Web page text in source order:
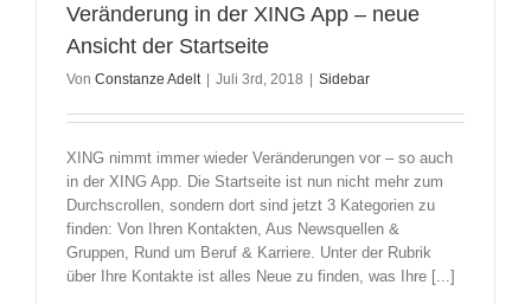
Veränderung in der XING App – neue
Ansicht der Startseite
Von Constanze Adelt | Juli 3rd, 2018 | Sidebar
XING nimmt immer wieder Veränderungen vor – so auch
in der XING App. Die Startseite ist nun nicht mehr zum
Durchscrollen, sondern dort sind jetzt 3 Kategorien zu
finden: Von Ihren Kontakten, Aus Newsquellen &
Gruppen, Rund um Beruf & Karriere. Unter der Rubrik
über Ihre Kontakte ist alles Neue zu finden, was Ihre [...]